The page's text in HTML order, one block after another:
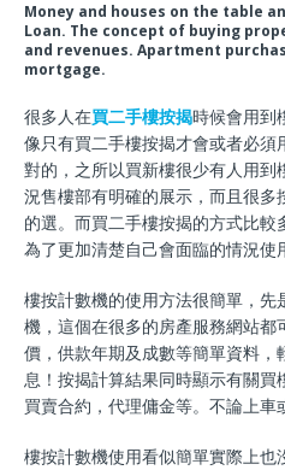
Money and houses on the table
Loan. The concept of buying
and revenues. Apartment
mortgage.
很多人在買二手樓按揭時候會用到
像只有買二手樓按揭才會或者必
對的，之所以買新樓很少有人用
況售樓部有明確的展示，而且很多
的選。而買二手樓按揭的方式比較
為了更加清楚自己會面臨的情況使
樓按計數機的使用方法很簡單，
機，這個在很多的房產服務網站
價，供款年期及成數等簡單資料
息！按揭計算結果同時顯示有關
買賣合約，代理傭金等。不論上車
樓按計數機使用看似簡單實際上